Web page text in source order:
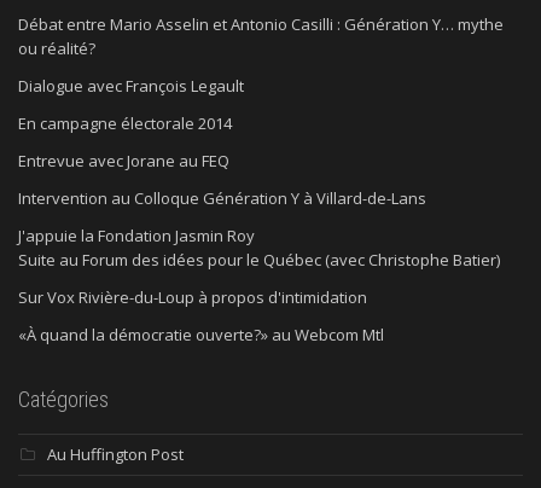
Débat entre Mario Asselin et Antonio Casilli : Génération Y… mythe
ou réalité?
Dialogue avec François Legault
En campagne électorale 2014
Entrevue avec Jorane au FEQ
Intervention au Colloque Génération Y à Villard-de-Lans
J'appuie la Fondation Jasmin Roy
Suite au Forum des idées pour le Québec (avec Christophe Batier)
Sur Vox Rivière-du-Loup à propos d'intimidation
«À quand la démocratie ouverte?» au Webcom Mtl
Catégories
Au Huffington Post